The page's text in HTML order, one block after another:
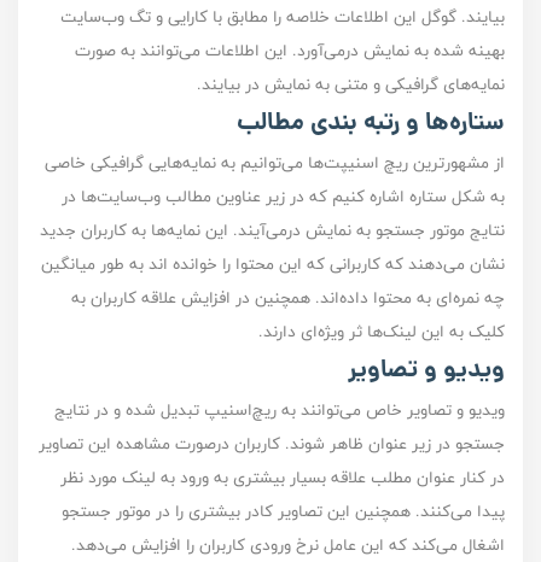
بیایند. گوگل این اطلاعات خلاصه را مطابق با کارایی و تگ وب‌سایت
بهینه شده به نمایش درمی‌آورد. این اطلاعات می‌توانند به صورت‌
نمایه‌های گرافیکی و متنی به نمایش در بیایند.
ستاره‌ها و رتبه بندی مطالب
از مشهور‌ترین ریچ اسنیپت‌ها می‌توانیم به نمایه‌هایی گرافیکی خاصی
به شکل ستاره اشاره کنیم که در زیر عناوین مطالب وب‌سایت‌ها در
نتایج موتور جستجو به نمایش درمی‌آیند. این نمایه‌ها به کاربران جدید
نشان می‌دهند که کاربرانی که این محتوا را خوانده اند به طور میانگین
چه نمره‌ای به محتوا داده‌اند. همچنین در افزایش علاقه کاربران به
کلیک به این لینک‌ها ثر ویژه‌ای دارند.
ویدیو و تصاویر
ویدیو و تصاویر خاص می‌توانند به ریچ‌اسنیپ تبدیل شده و در نتایج
جستجو در زیر عنوان ظاهر شوند. کاربران درصورت مشاهده این تصاویر
در کنار عنوان مطلب علاقه بسیار بیشتری به ورود به لینک مورد نظر
پیدا می‌کنند. همچنین این تصاویر کادر بیشتری را در موتور جستجو
اشغال می‌کند که این عامل نرخ ورودی کاربران را افزایش می‌دهد.